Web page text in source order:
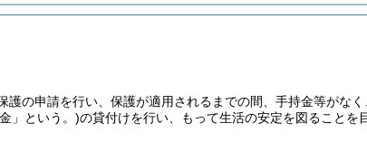
護の申請を行い、保護が適用されるまでの間、手持金等がな
」という。)の貸付けを行い、もって生活の安定を図ることを